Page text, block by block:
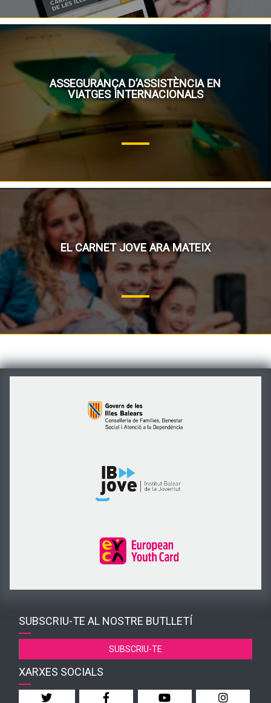
ASSEGURANÇA D’ASSISTÈNCIA EN
VIATGES INTERNACIONALS
EL CARNET JOVE ARA MATEIX
SUBSCRIU-TE AL NOSTRE BUTLLETÍ
SUBSCRIU-TE
XARXES SOCIALS